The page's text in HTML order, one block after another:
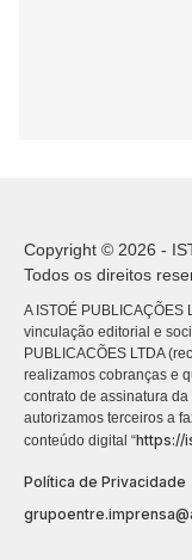
Copyright © 2026 -
Todos os direitos
A ISTOÉ
vinculação editorial e
PUBLICACÕES LTDA
realizamos cobranças e
contrato de assinatura
autorizamos terceiros a
conteúdo digital “https://
Política de Privacidade